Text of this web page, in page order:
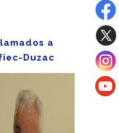
a
Duzac